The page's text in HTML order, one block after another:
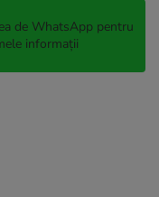
de WhatsApp pentru
informații